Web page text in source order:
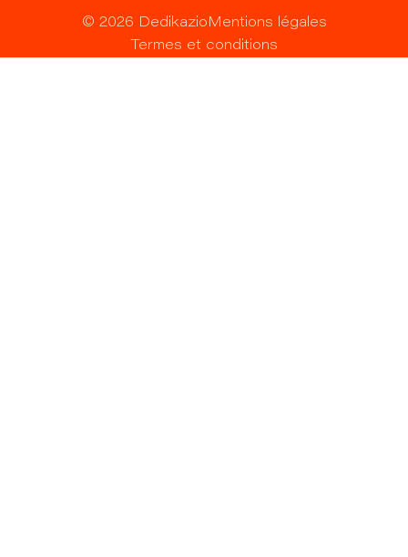
© 2026 Dedikazio Mentions légales
Termes et conditions